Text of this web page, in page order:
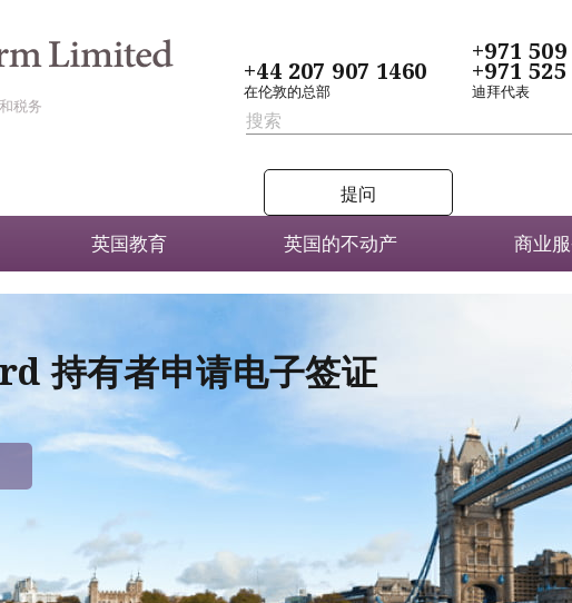
税务
+44 207 907 1460
在伦敦的总部
+971
+971
迪拜代表
提问
英国教育 英国的不动产 商业
持有者申请电子签证